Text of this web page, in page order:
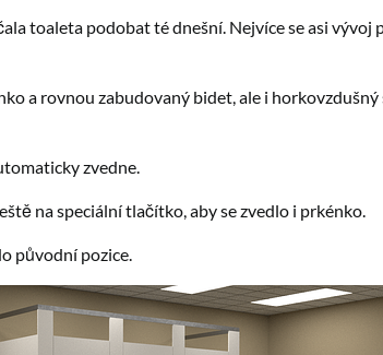
toaleta podobat té dnešní. Nejvíce se asi vývoj
a rovnou zabudovaný bidet, ale i horkovzdušný
zvedne.
na speciální tlačítko, aby se zvedlo i prkénko.
původní pozice.